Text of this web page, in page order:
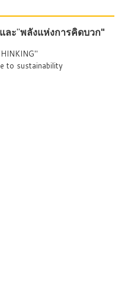
และ"พลังแห่งการคิดบวก"
to sustainability